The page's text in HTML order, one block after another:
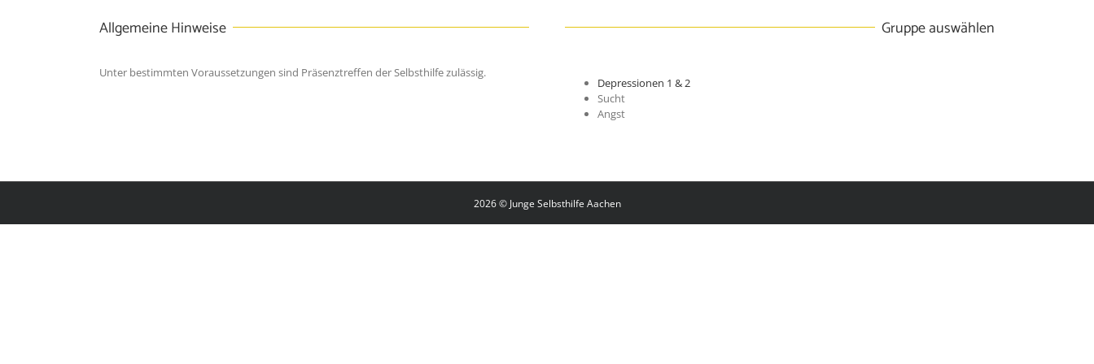
Allgemeine Hinweise
Unter bestimmten Voraussetzungen sind Präsenztreffen der Selbsthilfe zulässig.
Gruppe auswählen
Depressionen 1 & 2
Sucht
Angst
2026 © Junge Selbsthilfe Aachen